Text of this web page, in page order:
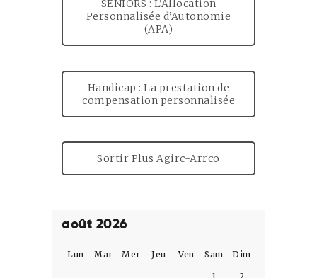
SENIORS : L’Allocation
Personnalisée d’Autonomie
(APA)
Handicap : La prestation de
compensation personnalisée
Sortir Plus Agirc-Arrco
août 2026
Lun Mar Mer Jeu Ven Sam Dim